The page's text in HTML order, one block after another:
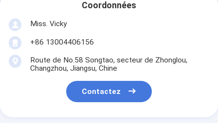
Coordonnées
Miss. Vicky
+86 13004406156
Route de No.58 Songtao, secteur de Zhonglou,
Changzhou, Jiangsu, Chine
Contactez